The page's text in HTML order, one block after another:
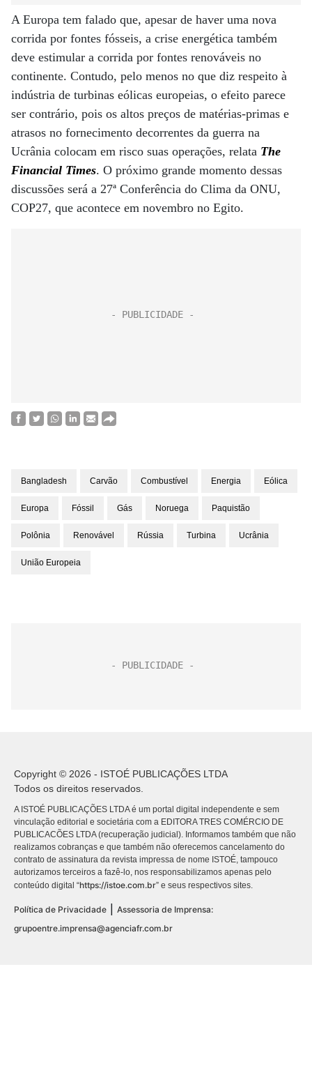
A Europa tem falado que, apesar de haver uma nova
corrida por fontes fósseis, a crise energética também
deve estimular a corrida por fontes renováveis no
continente. Contudo, pelo menos no que diz respeito à
indústria de turbinas eólicas europeias, o efeito parece
ser contrário, pois os altos preços de matérias-primas e
atrasos no fornecimento decorrentes da guerra na
Ucrânia colocam em risco suas operações, relata The
Financial Times. O próximo grande momento dessas
discussões será a 27ª Conferência do Clima da ONU,
COP27, que acontece em novembro no Egito.
Bangladesh Carvão Combustível Energia Eólica
Europa Fóssil Gás Noruega Paquistão
Polônia Renovável Rússia Turbina Ucrânia
União Europeia
Copyright © 2026 - ISTOÉ PUBLICAÇÕES LTDA
Todos os direitos reservados.
A ISTOÉ PUBLICAÇÕES LTDA é um portal digital independente e sem
vinculação editorial e societária com a EDITORA TRES COMÉRCIO DE
PUBLICACÕES LTDA (recuperação judicial). Informamos também que não
realizamos cobranças e que também não oferecemos cancelamento do
contrato de assinatura da revista impressa de nome ISTOÉ, tampouco
autorizamos terceiros a fazê-lo, nos responsabilizamos apenas pelo
conteúdo digital “https://istoe.com.br” e seus respectivos sites.
Política de Privacidade
Assessoria de Imprensa:
grupoentre.imprensa@agenciafr.com.br